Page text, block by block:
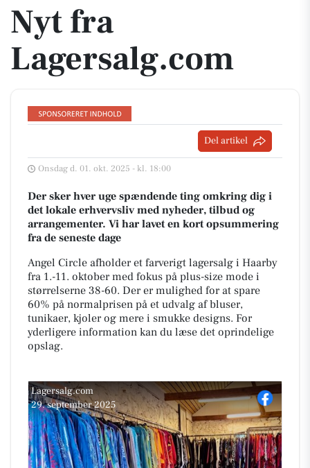
Nyt fra
Lagersalg.com
Del artikel
Onsdag d. 01. okt. 2025 - kl. 18:00
Der sker hver uge spændende ting omkring dig i
det lokale erhvervsliv med nyheder, tilbud og
arrangementer. Vi har lavet en kort opsummering
fra de seneste dage
Angel Circle afholder et farverigt lagersalg i Haarby
fra 1.-11. oktober med fokus på plus-size mode i
størrelserne 38-60. Der er mulighed for at spare
60% på normalprisen på et udvalg af bluser,
tunikaer, kjoler og mere i smukke designs. For
yderligere information kan du læse det oprindelige
opslag.
Lagersalg.com
29. september 2025